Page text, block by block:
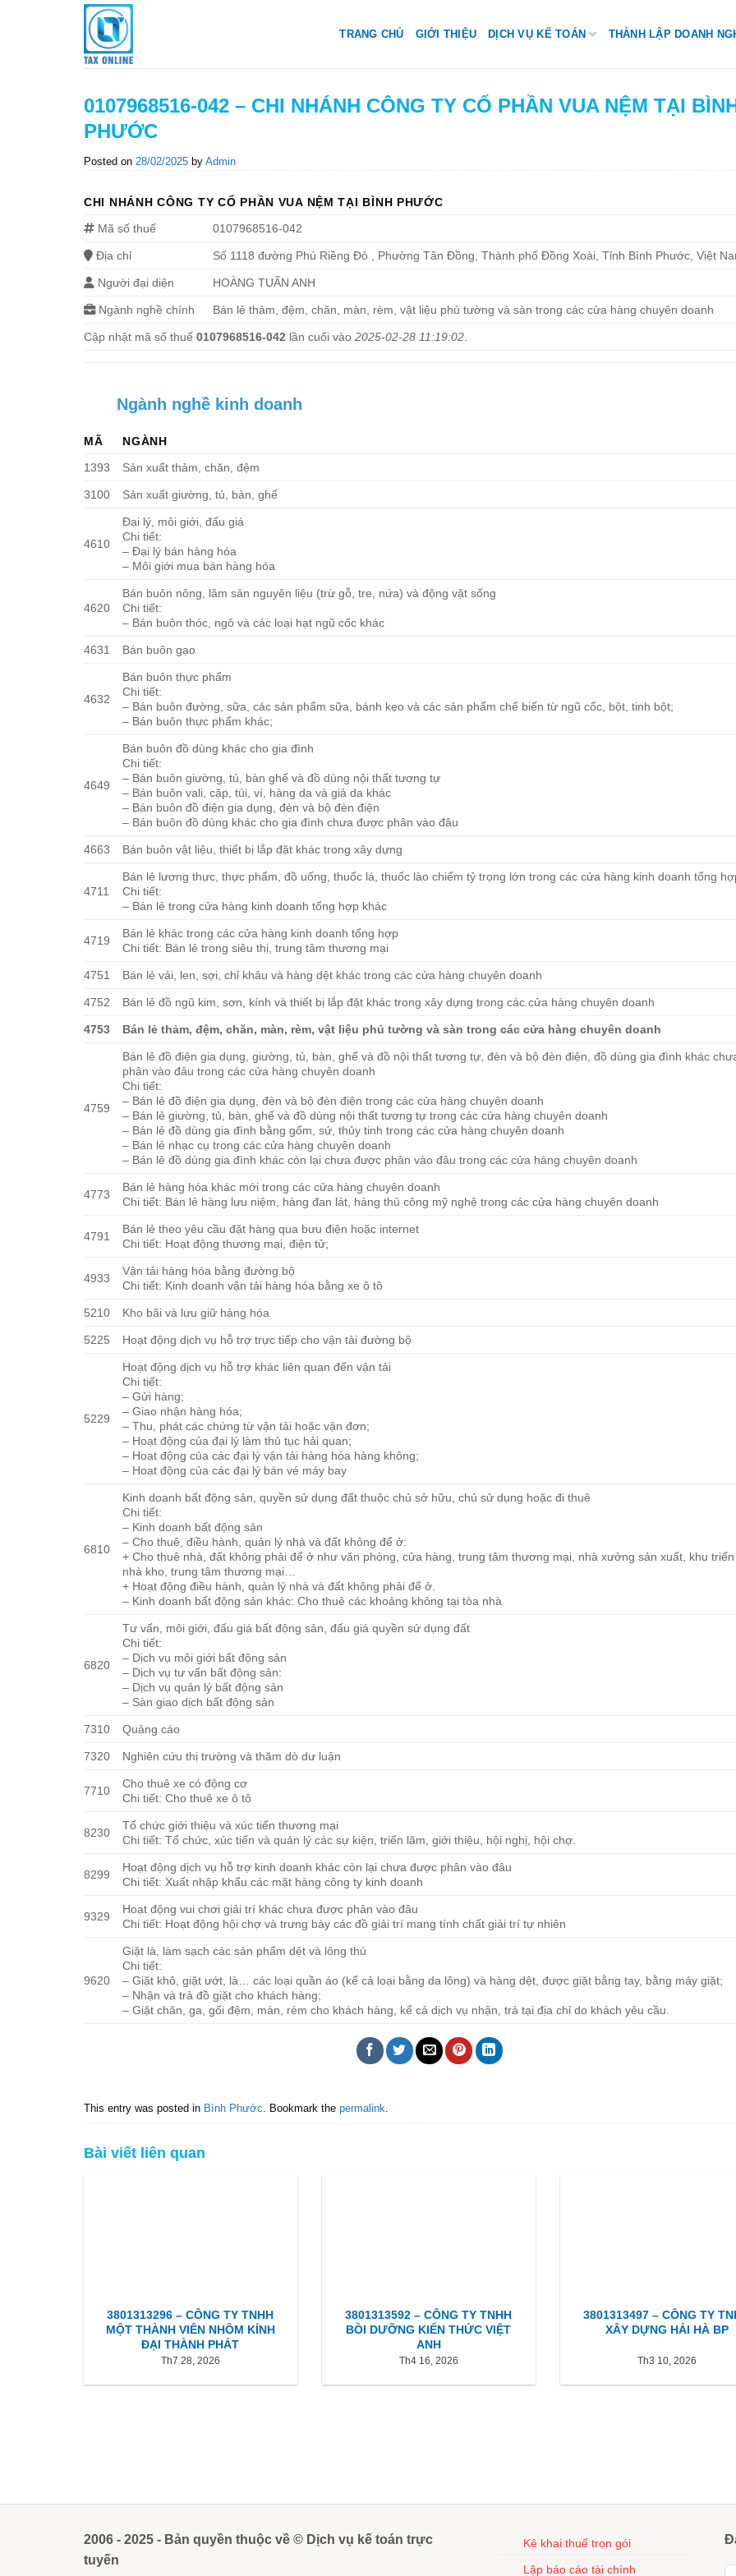
TRANG CHỦ GIỚI THIỆU DỊCH VỤ KẾ TOÁN THÀNH LẬP DOANH
0107968516-042 – CHI NHÁNH CÔNG TY CỔ PHẦN VUA NỆM TẠI
PHƯỚC
Posted on 28/02/2025 by Admin
CHI NHÁNH CÔNG TY CỔ PHẦN VUA NỆM TẠI BÌNH PHƯỚC
Mã số thuế
0107968516-042
Địa chỉ Số 1118 đường Phú Riềng Đỏ , Phường Tân Đồng, Thành phố Đồng Xoài, Tỉnh Bình Phước, Việt
Người đại diện HOÀNG TUẤN ANH
Ngành nghề chính Bán lẻ thảm, đệm, chăn, màn, rèm, vật liệu phủ tường và sàn trong các cửa hàng chuyên doanh
Cập nhật mã số thuế 0107968516-042 lần cuối vào 2025-02-28 11:19:02
Ngành nghề kinh doanh
MÃ
NGÀNH
1393
Sản xuất thảm, chăn, đệm
3100 Sản xuất giường, tủ, bàn, ghế
4610
Đại lý, môi giới, đấu giá
Chi tiết:
– Đại lý bán hàng hóa
– Môi giới mua bán hàng hóa
4620
Bán buôn nông, lâm sản nguyên liệu (trừ gỗ, tre, nứa) và động vật sống
Chi tiết:
– Bán buôn thóc, ngô và các loại hạt ngũ cốc khác
4631 Bán buôn gạo
4632
Bán buôn thực phẩm
Chi tiết:
– Bán buôn đường, sữa, các sản phẩm sữa, bánh kẹo và các sản phẩm chế biến từ ngũ cốc, bột, tinh bột;
– Bán buôn thực phẩm khác;
4649
Bán buôn đồ dùng khác cho gia đình
Chi tiết:
– Bán buôn giường, tủ, bàn ghế và đồ dùng nội thất tương tự
– Bán buôn vali, cặp, túi, ví, hàng da và giả da khác
– Bán buôn đồ điện gia dụng, đèn và bộ đèn điện
– Bán buôn đồ dùng khác cho gia đình chưa được phân vào đâu
4663 Bán buôn vật liệu, thiết bị lắp đặt khác trong xây dựng
4711
Bán lẻ lương thực, thực phẩm, đồ uống, thuốc lá, thuốc lào chiếm tỷ trọng lớn trong các cửa hàng kinh doanh tổng
Chi tiết:
– Bán lẻ trong cửa hàng kinh doanh tổng hợp khác
4719
Bán lẻ khác trong các cửa hàng kinh doanh tổng hợp
Chi tiết: Bán lẻ trong siêu thị, trung tâm thương mại
4751 Bán lẻ vải, len, sợi, chỉ khâu và hàng dệt khác trong các cửa hàng chuyên doanh
4752 Bán lẻ đồ ngũ kim, sơn, kính và thiết bị lắp đặt khác trong xây dựng trong các cửa hàng chuyên doanh
4753 Bán lẻ thảm, đệm, chăn, màn, rèm, vật liệu phủ tường và sàn trong các cửa hàng chuyên doanh
4759
Bán lẻ đồ điện gia dụng, giường, tủ, bàn, ghế và đồ nội thất tương tự, đèn và bộ đèn điện, đồ dùng gia đình khác
phân vào đâu trong các cửa hàng chuyên doanh
Chi tiết:
– Bán lẻ đồ điện gia dụng, đèn và bộ đèn điện trong các cửa hàng chuyên doanh
– Bán lẻ giường, tủ, bàn, ghế và đồ dùng nội thất tương tự trong các cửa hàng chuyên doanh
– Bán lẻ đồ dùng gia đình bằng gốm, sứ, thủy tinh trong các cửa hàng chuyên doanh
– Bán lẻ nhạc cụ trong các cửa hàng chuyên doanh
– Bán lẻ đồ dùng gia đình khác còn lại chưa được phân vào đâu trong các cửa hàng chuyên doanh
4773
Bán lẻ hàng hóa khác mới trong các cửa hàng chuyên doanh
Chi tiết: Bán lẻ hàng lưu niệm, hàng đan lát, hàng thủ công mỹ nghệ trong các cửa hàng chuyên doanh
4791
Bán lẻ theo yêu cầu đặt hàng qua bưu điện hoặc internet
Chi tiết: Hoạt động thương mại, điện tử;
4933
Vận tải hàng hóa bằng đường bộ
Chi tiết: Kinh doanh vận tải hàng hóa bằng xe ô tô
5210 Kho bãi và lưu giữ hàng hóa
5225 Hoạt động dịch vụ hỗ trợ trực tiếp cho vận tải đường bộ
5229
Hoạt động dịch vụ hỗ trợ khác liên quan đến vận tải
Chi tiết:
– Gửi hàng;
– Giao nhận hàng hóa;
– Thu, phát các chứng từ vận tải hoặc vận đơn;
– Hoạt động của đại lý làm thủ tục hải quan;
– Hoạt động của các đại lý vận tải hàng hóa hàng không;
– Hoạt động của các đại lý bán vé máy bay
6810
Kinh doanh bất động sản, quyền sử dụng đất thuộc chủ sở hữu, chủ sử dụng hoặc đi thuê
Chi tiết:
– Kinh doanh bất động sản
– Cho thuê, điều hành, quản lý nhà và đất không để ở:
+ Cho thuê nhà, đất không phải để ở như văn phòng, cửa hàng, trung tâm thương mại, nhà xưởng sản xuất, khu
nhà kho, trung tâm thương mại…
+ Hoạt động điều hành, quản lý nhà và đất không phải để ở.
– Kinh doanh bất động sản khác: Cho thuê các khoảng không tại tòa nhà
6820
Tư vấn, môi giới, đấu giá bất động sản, đấu giá quyền sử dụng đất
Chi tiết:
– Dịch vụ môi giới bất động sản
– Dịch vụ tư vấn bất động sản:
– Dịch vụ quản lý bất động sản
– Sàn giao dịch bất động sản
7310 Quảng cáo
7320 Nghiên cứu thị trường và thăm dò dư luận
7710
Cho thuê xe có động cơ
Chi tiết: Cho thuê xe ô tô
8230
Tổ chức giới thiệu và xúc tiến thương mại
Chi tiết: Tổ chức, xúc tiến và quản lý các sự kiện, triển lãm, giới thiệu, hội nghị, hội chợ.
8299
Hoạt động dịch vụ hỗ trợ kinh doanh khác còn lại chưa được phân vào đâu
Chi tiết: Xuất nhập khẩu các mặt hàng công ty kinh doanh
9329
Hoạt động vui chơi giải trí khác chưa được phân vào đâu
Chi tiết: Hoạt động hội chợ và trưng bày các đồ giải trí mang tính chất giải trí tự nhiên
9620
Giặt là, làm sạch các sản phẩm dệt và lông thú
Chi tiết:
– Giặt khô, giặt ướt, là… các loại quần áo (kể cả loại bằng da lông) và hàng dệt, được giặt bằng tay, bằng máy giặt;
– Nhận và trả đồ giặt cho khách hàng;
– Giặt chăn, ga, gối đệm, màn, rèm cho khách hàng, kể cả dịch vụ nhận, trả tại địa chỉ do khách yêu cầu.
This entry was posted in Bình Phước . Bookmark the permalink
Bài viết liên quan
3801313296 – CÔNG TY TNHH
MỘT THÀNH VIÊN NHÔM KÍNH
ĐẠI THÀNH PHÁT
Th7 28, 2026
3801313592 – CÔNG TY TNHH
BỒI DƯỠNG KIẾN THỨC VIỆT
ANH
Th4 16, 2026
3801313497 – CÔNG TY
XÂY DỰNG HẢI HÀ BP
Th3 10, 2026
2006 - 2025 - Bản quyền thuộc về © Dịch vụ kế toán trực
tuyến
Kê khai thuế trọn gói
Lập báo cáo tài chính